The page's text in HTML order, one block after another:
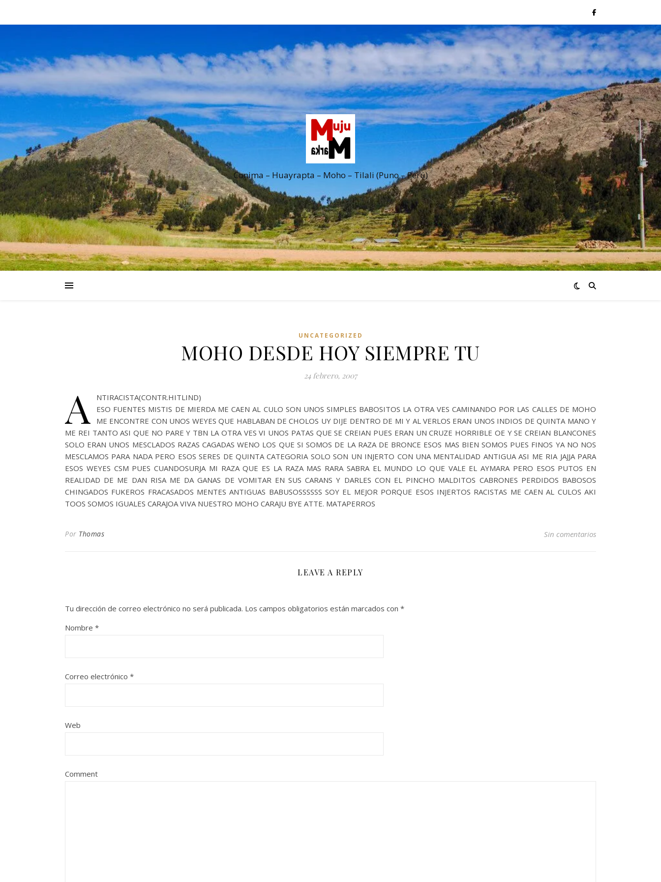
Conima – Huayrapta – Moho – Tilali (Puno – Perú)
UNCATEGORIZED
MOHO DESDE HOY SIEMPRE TU
24 febrero, 2007
A
NTIRACISTA(CONTR.HITLIND)
ESO FUENTES MISTIS DE MIERDA ME CAEN AL CULO SON UNOS SIMPLES BABOSITOS LA OTRA VES CAMINANDO POR LAS CALLES DE MOHO
ME ENCONTRE CON UNOS WEYES QUE HABLABAN DE CHOLOS UY DIJE DENTRO DE MI Y AL VERLOS ERAN UNOS INDIOS DE QUINTA MANO Y
ME REI TANTO ASI QUE NO PARE Y TBN LA OTRA VES VI UNOS PATAS QUE SE CREIAN PUES ERAN UN CRUZE HORRIBLE OE Y SE CREIAN BLANCONES
SOLO ERAN UNOS MESCLADOS RAZAS CAGADAS WENO LOS QUE SI SOMOS DE LA RAZA DE BRONCE ESOS MAS BIEN SOMOS PUES FINOS YA NO NOS
MESCLAMOS PARA NADA PERO ESOS SERES DE QUINTA CATEGORIA SOLO SON UN INJERTO CON UNA MENTALIDAD ANTIGUA ASI ME RIA JAJJA PARA
ESOS WEYES CSM PUES CUANDOSURJA MI RAZA QUE ES LA RAZA MAS RARA SABRA EL MUNDO LO QUE VALE EL AYMARA PERO ESOS PUTOS EN
REALIDAD DE ME DAN RISA ME DA GANAS DE VOMITAR EN SUS CARANS Y DARLES CON EL PINCHO MALDITOS CABRONES PERDIDOS BABOSOS
CHINGADOS FUKEROS FRACASADOS MENTES ANTIGUAS BABUSOSSSSSS SOY EL MEJOR PORQUE ESOS INJERTOS RACISTAS ME CAEN AL CULOS AKI
TOOS SOMOS IGUALES CARAJOA VIVA NUESTRO MOHO CARAJU BYE ATTE. MATAPERROS
Por Thomas Sin comentarios
LEAVE A REPLY
Tu dirección de correo electrónico no será publicada. Los campos obligatorios están marcados con *
Nombre *
Correo electrónico *
Web
Comment